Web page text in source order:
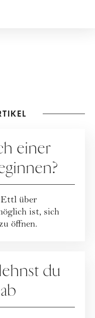
einer
Ettl über
ist, sich
öffnen.
du